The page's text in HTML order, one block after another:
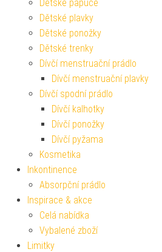
Dětské papuče
Dětské plavky
Dětské ponožky
Dětské trenky
Dívčí menstruační prádlo
Dívčí menstruační plavky
Dívčí spodní prádlo
Dívčí kalhotky
Dívčí ponožky
Dívčí pyžama
Kosmetika
Inkontinence
Absorpční prádlo
Inspirace & akce
Celá nabídka
Vybalené zboží
Limitky